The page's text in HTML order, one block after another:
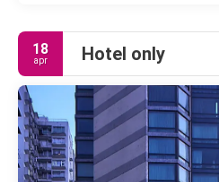
18
apr Hotel only